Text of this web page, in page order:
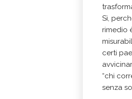
Sì,
rimedio
certi
“chi
senza